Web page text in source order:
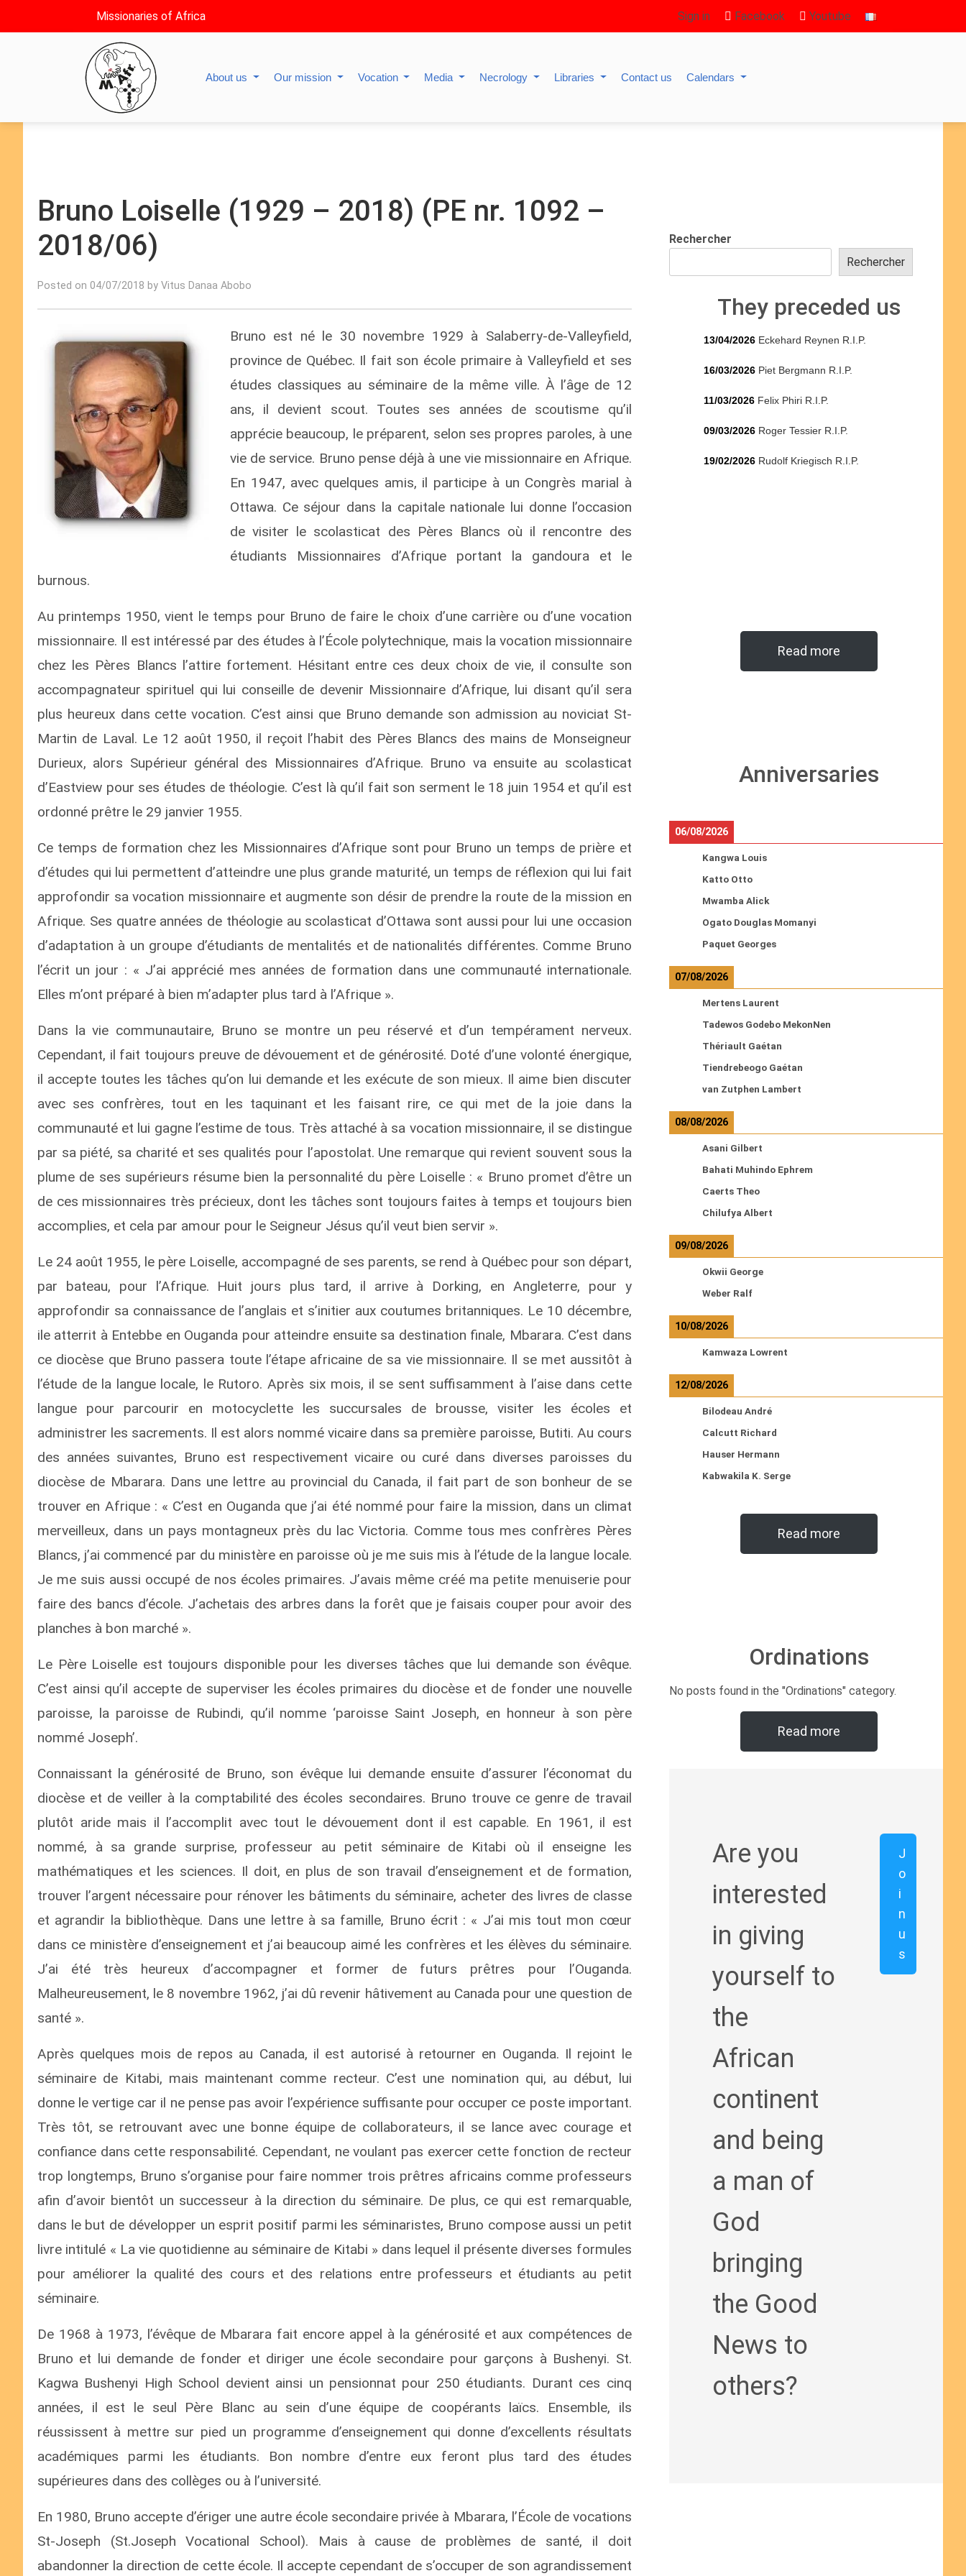
Missionaries of Africa Sign in Facebook Youtube
About us Our mission Vocation Media Necrology Libraries Contact us Calendars
Bruno Loiselle (1929 – 2018) (PE nr. 1092 –
2018/06)
Posted on 04/07/2018 by Vitus Danaa Abobo
Bruno est né le 30 novembre 1929 à Salaberry-de-Valleyfield,
province de Québec. Il fait son école primaire à Valleyfield et ses
études classiques au séminaire de la même ville. À l’âge de 12
ans, il devient scout. Toutes ses années de scoutisme qu’il
apprécie beaucoup, le préparent, selon ses propres paroles, à une
vie de service. Bruno pense déjà à une vie missionnaire en Afrique.
En 1947, avec quelques amis, il participe à un Congrès marial à
Ottawa. Ce séjour dans la capitale nationale lui donne l’occasion
de visiter le scolasticat des Pères Blancs où il rencontre des
étudiants Missionnaires d’Afrique portant la gandoura et le
burnous.
Au printemps 1950, vient le temps pour Bruno de faire le choix d’une carrière ou d’une vocation
missionnaire. Il est intéressé par des études à l’École polytechnique, mais la vocation missionnaire
chez les Pères Blancs l’attire fortement. Hésitant entre ces deux choix de vie, il consulte son
accompagnateur spirituel qui lui conseille de devenir Missionnaire d’Afrique, lui disant qu’il sera
plus heureux dans cette vocation. C’est ainsi que Bruno demande son admission au noviciat St-
Martin de Laval. Le 12 août 1950, il reçoit l’habit des Pères Blancs des mains de Monseigneur
Durieux, alors Supérieur général des Missionnaires d’Afrique. Bruno va ensuite au scolasticat
d’Eastview pour ses études de théologie. C’est là qu’il fait son serment le 18 juin 1954 et qu’il est
ordonné prêtre le 29 janvier 1955.
Ce temps de formation chez les Missionnaires d’Afrique sont pour Bruno un temps de prière et
d’études qui lui permettent d’atteindre une plus grande maturité, un temps de réflexion qui lui fait
approfondir sa vocation missionnaire et augmente son désir de prendre la route de la mission en
Afrique. Ses quatre années de théologie au scolasticat d’Ottawa sont aussi pour lui une occasion
d’adaptation à un groupe d’étudiants de mentalités et de nationalités différentes. Comme Bruno
l’écrit un jour : « J’ai apprécié mes années de formation dans une communauté internationale.
Elles m’ont préparé à bien m’adapter plus tard à l’Afrique ».
Dans la vie communautaire, Bruno se montre un peu réservé et d’un tempérament nerveux.
Cependant, il fait toujours preuve de dévouement et de générosité. Doté d’une volonté énergique,
il accepte toutes les tâches qu’on lui demande et les exécute de son mieux. Il aime bien discuter
avec ses confrères, tout en les taquinant et les faisant rire, ce qui met de la joie dans la
communauté et lui gagne l’estime de tous. Très attaché à sa vocation missionnaire, il se distingue
par sa piété, sa charité et ses qualités pour l’apostolat. Une remarque qui revient souvent sous la
plume de ses supérieurs résume bien la personnalité du père Loiselle : « Bruno promet d’être un
de ces missionnaires très précieux, dont les tâches sont toujours faites à temps et toujours bien
accomplies, et cela par amour pour le Seigneur Jésus qu’il veut bien servir ».
Le 24 août 1955, le père Loiselle, accompagné de ses parents, se rend à Québec pour son départ,
par bateau, pour l’Afrique. Huit jours plus tard, il arrive à Dorking, en Angleterre, pour y
approfondir sa connaissance de l’anglais et s’initier aux coutumes britanniques. Le 10 décembre,
ile atterrit à Entebbe en Ouganda pour atteindre ensuite sa destination finale, Mbarara. C’est dans
ce diocèse que Bruno passera toute l’étape africaine de sa vie missionnaire. Il se met aussitôt à
l’étude de la langue locale, le Rutoro. Après six mois, il se sent suffisamment à l’aise dans cette
langue pour parcourir en motocyclette les succursales de brousse, visiter les écoles et
administrer les sacrements. Il est alors nommé vicaire dans sa première paroisse, Butiti. Au cours
des années suivantes, Bruno est respectivement vicaire ou curé dans diverses paroisses du
diocèse de Mbarara. Dans une lettre au provincial du Canada, il fait part de son bonheur de se
trouver en Afrique : « C’est en Ouganda que j’ai été nommé pour faire la mission, dans un climat
merveilleux, dans un pays montagneux près du lac Victoria. Comme tous mes confrères Pères
Blancs, j’ai commencé par du ministère en paroisse où je me suis mis à l’étude de la langue locale.
Je me suis aussi occupé de nos écoles primaires. J’avais même créé ma petite menuiserie pour
faire des bancs d’école. J’achetais des arbres dans la forêt que je faisais couper pour avoir des
planches à bon marché ».
Le Père Loiselle est toujours disponible pour les diverses tâches que lui demande son évêque.
C’est ainsi qu’il accepte de superviser les écoles primaires du diocèse et de fonder une nouvelle
paroisse, la paroisse de Rubindi, qu’il nomme ‘paroisse Saint Joseph, en honneur à son père
nommé Joseph’.
Connaissant la générosité de Bruno, son évêque lui demande ensuite d’assurer l’économat du
diocèse et de veiller à la comptabilité des écoles secondaires. Bruno trouve ce genre de travail
plutôt aride mais il l’accomplit avec tout le dévouement dont il est capable. En 1961, il est
nommé, à sa grande surprise, professeur au petit séminaire de Kitabi où il enseigne les
mathématiques et les sciences. Il doit, en plus de son travail d’enseignement et de formation,
trouver l’argent nécessaire pour rénover les bâtiments du séminaire, acheter des livres de classe
et agrandir la bibliothèque. Dans une lettre à sa famille, Bruno écrit : « J’ai mis tout mon cœur
dans ce ministère d’enseignement et j’ai beaucoup aimé les confrères et les élèves du séminaire.
J’ai été très heureux d’accompagner et former de futurs prêtres pour l’Ouganda.
Malheureusement, le 8 novembre 1962, j’ai dû revenir hâtivement au Canada pour une question de
santé ».
Après quelques mois de repos au Canada, il est autorisé à retourner en Ouganda. Il rejoint le
séminaire de Kitabi, mais maintenant comme recteur. C’est une nomination qui, au début, lui
donne le vertige car il ne pense pas avoir l’expérience suffisante pour occuper ce poste important.
Très tôt, se retrouvant avec une bonne équipe de collaborateurs, il se lance avec courage et
confiance dans cette responsabilité. Cependant, ne voulant pas exercer cette fonction de recteur
trop longtemps, Bruno s’organise pour faire nommer trois prêtres africains comme professeurs
afin d’avoir bientôt un successeur à la direction du séminaire. De plus, ce qui est remarquable,
dans le but de développer un esprit positif parmi les séminaristes, Bruno compose aussi un petit
livre intitulé « La vie quotidienne au séminaire de Kitabi » dans lequel il présente diverses formules
pour améliorer la qualité des cours et des relations entre professeurs et étudiants au petit
séminaire.
De 1968 à 1973, l’évêque de Mbarara fait encore appel à la générosité et aux compétences de
Bruno et lui demande de fonder et diriger une école secondaire pour garçons à Bushenyi. St.
Kagwa Bushenyi High School devient ainsi un pensionnat pour 250 étudiants. Durant ces cinq
années, il est le seul Père Blanc au sein d’une équipe de coopérants laïcs. Ensemble, ils
réussissent à mettre sur pied un programme d’enseignement qui donne d’excellents résultats
académiques parmi les étudiants. Bon nombre d’entre eux feront plus tard des études
supérieures dans des collèges ou à l’université.
En 1980, Bruno accepte d’ériger une autre école secondaire privée à Mbarara, l’École de vocations
St-Joseph (St.Joseph Vocational School). Mais à cause de problèmes de santé, il doit
abandonner la direction de cette école. Il accepte cependant de s’occuper de son agrandissement
Rechercher
Rechercher
They preceded us
13/04/2026 Eckehard Reynen R.I.P.
16/03/2026 Piet Bergmann R.I.P.
11/03/2026 Felix Phiri R.I.P.
09/03/2026 Roger Tessier R.I.P.
19/02/2026 Rudolf Kriegisch R.I.P.
Read more
Anniversaries
06/08/2026
Kangwa Louis
Katto Otto
Mwamba Alick
Ogato Douglas Momanyi
Paquet Georges
07/08/2026
Mertens Laurent
Tadewos Godebo MekonNen
Thériault Gaétan
Tiendrebeogo Gaétan
van Zutphen Lambert
08/08/2026
Asani Gilbert
Bahati Muhindo Ephrem
Caerts Theo
Chilufya Albert
09/08/2026
Okwii George
Weber Ralf
10/08/2026
Kamwaza Lowrent
12/08/2026
Bilodeau André
Calcutt Richard
Hauser Hermann
Kabwakila K. Serge
Read more
Ordinations
No posts found in the "Ordinations" category.
Read more
Are you
interested
in giving
yourself to
the
African
continent
and being
a man of
God
bringing
the Good
News to
others?
J
o
i
n
u
s